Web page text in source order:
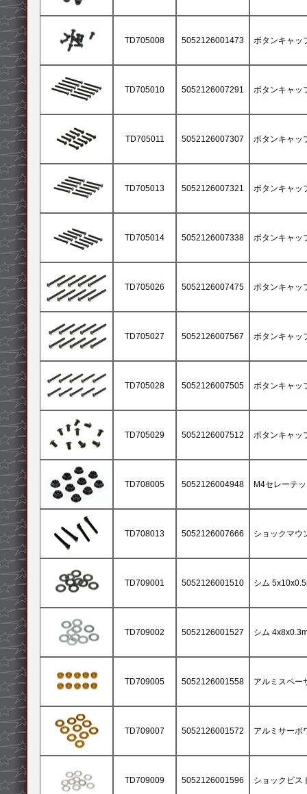
TD705008 5052126001473 ボタンキャッ
TD705010 5052126007291 ボタンキャッ
TD705011 5052126007307 ボタンキャッ
TD705013 5052126007321 ボタンキャッ
TD705014 5052126007338 ボタンキャッ
TD705026 5052126007475 ボタンキャッ
TD705027 5052126007567 ボタンキャッ
TD705028 5052126007505 ボタンキャッ
TD705029 5052126007512 ボタンキャッ
TD708005 5052126004948 M4セレーテ
TD708013 5052126007666 ショックマウ
TD709001 5052126001510 シム
TD709002 5052126001527 シム
TD709005 5052126001558 アルミスペー
TD709007 5052126001572 アルミサーボ
TD709009 5052126001596 ショックピス